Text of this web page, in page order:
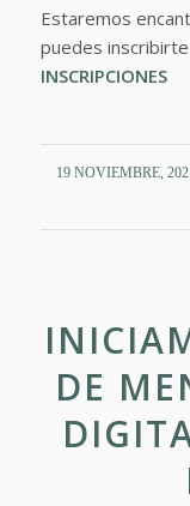
Estaremos
puedes
INSCRIPCIONES
19 NOVIEMBRE,
/
DE